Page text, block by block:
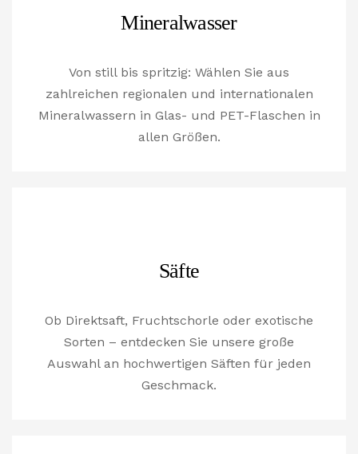
Mineralwasser
Von still bis spritzig: Wählen Sie aus
zahlreichen regionalen und internationalen
Mineralwassern in Glas- und PET-Flaschen in
allen Größen.
Säfte
Ob Direktsaft, Fruchtschorle oder exotische
Sorten – entdecken Sie unsere große
Auswahl an hochwertigen Säften für jeden
Geschmack.